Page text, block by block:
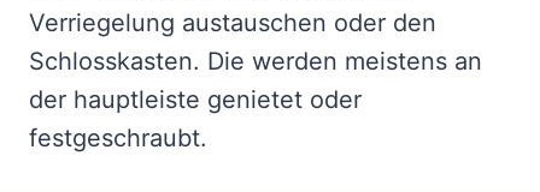
Verriegelung austauschen oder den
Schlosskasten. Die werden meistens an
der hauptleiste genietet oder
festgeschraubt.